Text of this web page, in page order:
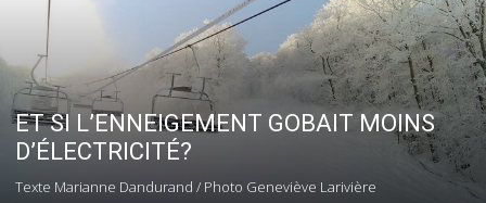
ET SI L’ENNEIGEMENT GOBAIT MOINS
D’ÉLECTRICITÉ?
Texte Marianne Dandurand / Photo Geneviève Larivière